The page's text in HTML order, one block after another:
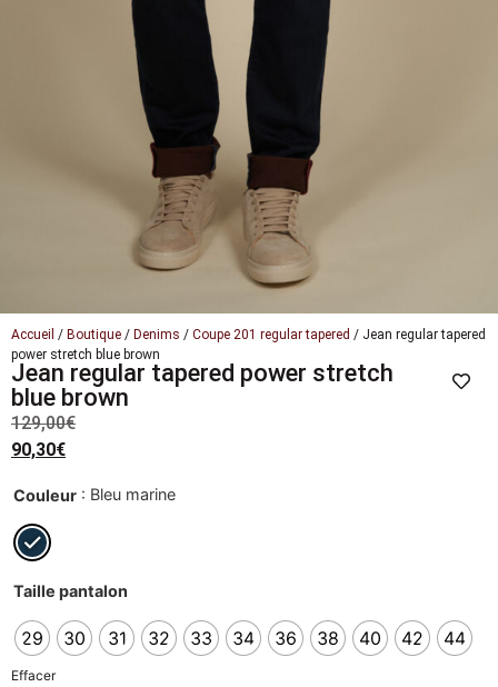
Accueil / Boutique / Denims / Coupe 201 regular tapered / Jean regular tapered
power stretch blue brown
Jean regular tapered power stretch
blue brown
129,00€
90,30€
Couleur : Bleu marine
Taille pantalon
29 30 31 32 33 34 36 38 40 42 44
Effacer